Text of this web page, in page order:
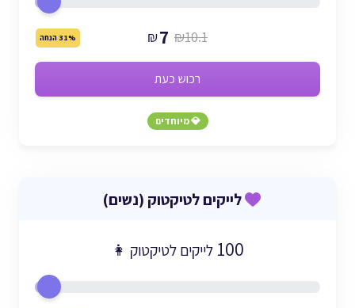
₪7 ₪10.1 31% הנחה
רכוש כעת
💎 מיוחדים
לייקים לטיקטוק (נשים)
100 לייקים לטיקטוק 👩